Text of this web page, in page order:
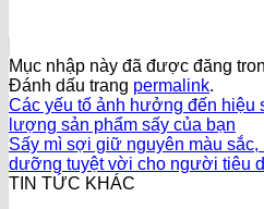
Mục nhập này đã được đăng
Đánh dấu trang permalink.
Các yếu tố ảnh hưởng đến hiệu
lượng sản phẩm sấy của bạn
Sấy mì sợi giữ nguyên màu
dưỡng tuyệt vời cho người tiêu
TIN TỨC KHÁC